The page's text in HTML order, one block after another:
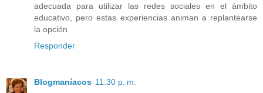
adecuada para utilizar las redes sociales en el ámbito
educativo, pero estas experiencias animan a replantearse
la opción
Responder
Blogmaníacos 11:30 p. m.